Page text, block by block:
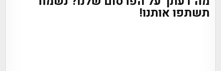
תשתפו אותנו!